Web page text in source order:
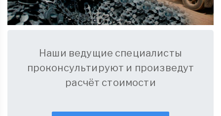
Наши ведущие специалисты
проконсультируют и произведут
расчёт стоимости